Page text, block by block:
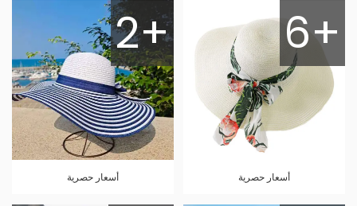
6+
أسعار حصرية
2+
أسعار حصرية